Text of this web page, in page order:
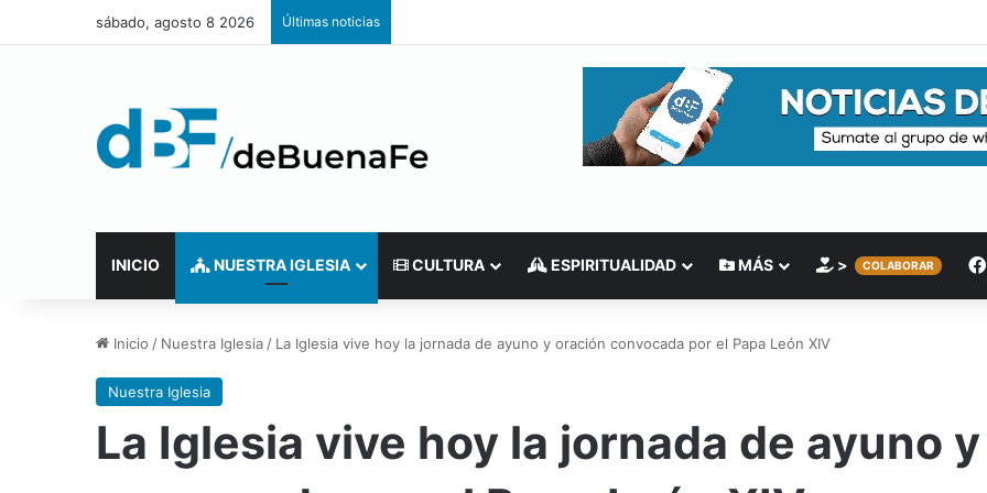
sábado, agosto 8 2026 Últimas noticias
INICIO NUESTRA IGLESIA CULTURA ESPIRITUALIDAD MÁS > COLABORAR
Inicio / Nuestra Iglesia / La Iglesia vive hoy la jornada de ayuno y oración convocada por el Papa León XIV
Nuestra Iglesia
La Iglesia vive hoy la jornada de ayuno